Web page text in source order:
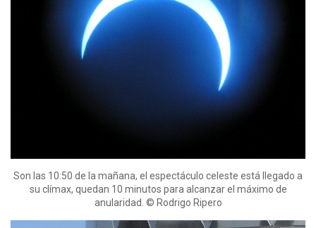
Son las 10:50 de la mañana, el espectáculo celeste está llegado a
su clímax, quedan 10 minutos para alcanzar el máximo de
anularidad. © Rodrigo Ripero